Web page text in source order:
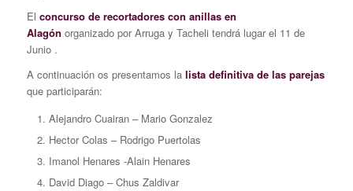
El concurso de recortadores con anillas en
Alagón organizado por Arruga y Tacheli tendrá lugar el 11 de
Junio .
A continuación os presentamos la lista definitiva de las parejas
que participarán:
Alejandro Cuairan – Mario Gonzalez
Hector Colas – Rodrigo Puertolas
Imanol Henares -Alain Henares
David Diago – Chus Zaldivar